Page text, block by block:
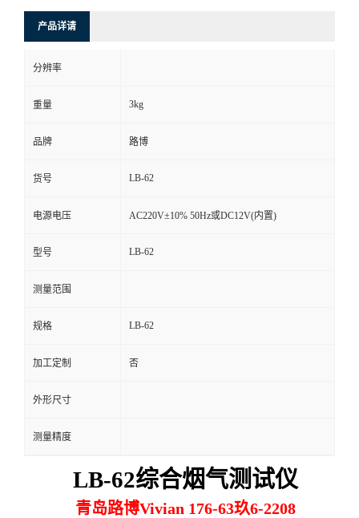
系
言
产品详请
分辨率
重量 3kg
品牌 路博
货号 LB-62
电源电压 AC220V±10% 50Hz或DC12V(内置)
型号 LB-62
测量范围
规格 LB-62
加工定制 否
外形尺寸
测量精度
LB-62综合烟气测试仪
青岛路博Vivian 176-63玖6-2208